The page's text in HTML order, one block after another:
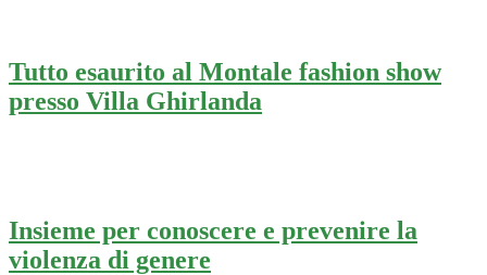
Tutto esaurito al Montale fashion show
presso Villa Ghirlanda
Insieme per conoscere e prevenire la
violenza di genere